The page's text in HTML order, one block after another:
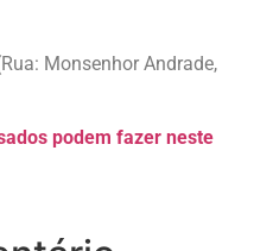
Monsenhor Andrade,
podem fazer neste